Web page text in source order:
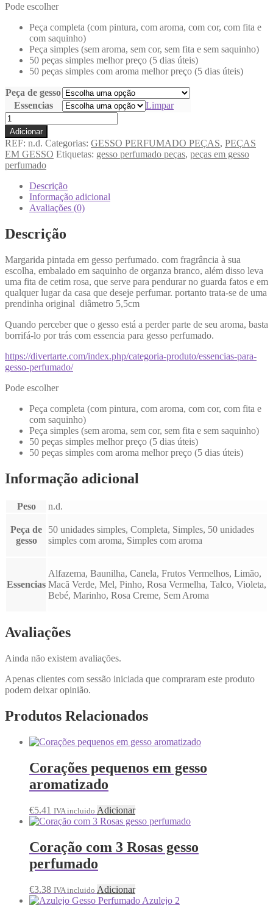
Pode escolher
Peça completa (com pintura, com aroma, com cor, com fita e
com saquinho)
Peça simples (sem aroma, sem cor, sem fita e sem saquinho)
50 peças simples melhor preço (5 dias úteis)
50 peças simples com aroma melhor preço (5 dias úteis)
Peça de gesso
Essencias
Limpar
Adicionar
REF: n.d. Categorias: GESSO PERFUMADO PEÇAS, PEÇAS
EM GESSO Etiquetas: gesso perfumado peças, peças em gesso
perfumado
Descrição
Informação adicional
Avaliações (0)
Descrição
Margarida pintada em gesso perfumado. com fragrância à sua
escolha, embalado em saquinho de organza branco, além disso leva
uma fita de cetim rosa, que serve para pendurar no guarda fatos e em
qualquer lugar da casa que deseje perfumar. portanto trata-se de uma
prendinha original diâmetro 5,5cm
Quando perceber que o gesso está a perder parte de seu aroma, basta
borrifá-lo por trás com essencia para gesso perfumado.
https://divertarte.com/index.php/categoria-produto/essencias-para-
gesso-perfumado/
Pode escolher
Peça completa (com pintura, com aroma, com cor, com fita e
com saquinho)
Peça simples (sem aroma, sem cor, sem fita e sem saquinho)
50 peças simples melhor preço (5 dias úteis)
50 peças simples com aroma melhor preço (5 dias úteis)
Informação adicional
Peso n.d.
Peça de
gesso
50 unidades simples, Completa, Simples, 50 unidades
simples com aroma, Simples com aroma
Essencias
Alfazema, Baunilha, Canela, Frutos Vermelhos, Limão,
Macã Verde, Mel, Pinho, Rosa Vermelha, Talco, Violeta,
Bebé, Marinho, Rosa Creme, Sem Aroma
Avaliações
Ainda não existem avaliações.
Apenas clientes com sessão iniciada que compraram este produto
podem deixar opinião.
Produtos Relacionados
Corações pequenos em gesso
aromatizado
€5.41 IVA incluido Adicionar
Coração com 3 Rosas gesso
perfumado
€3.38 IVA incluido Adicionar